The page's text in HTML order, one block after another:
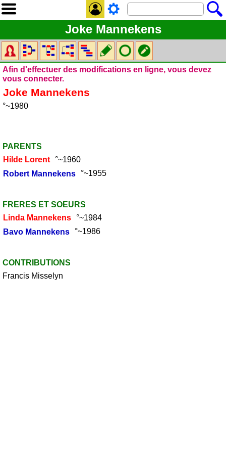
Joke Mannekens
Afin d'effectuer des modifications en ligne, vous devez
vous connecter.
Joke Mannekens
°~1980
PARENTS
Hilde Lorent
°~1960
Robert Mannekens °~1955
FRERES ET SOEURS
Linda Mannekens
°~1984
Bavo Mannekens °~1986
CONTRIBUTIONS
Francis Misselyn